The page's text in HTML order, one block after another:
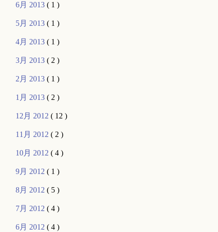
6月 2013( 1 )
5月 2013( 1 )
4月 2013( 1 )
3月 2013( 2 )
2月 2013( 1 )
1月 2013( 2 )
12月 2012( 12 )
11月 2012( 2 )
10月 2012( 4 )
9月 2012( 1 )
8月 2012( 5 )
7月 2012( 4 )
6月 2012( 4 )